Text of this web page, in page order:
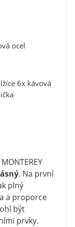
ocel
6x kávová
. Na první
plný
a proporce
být
prvky.